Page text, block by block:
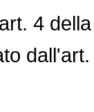
4